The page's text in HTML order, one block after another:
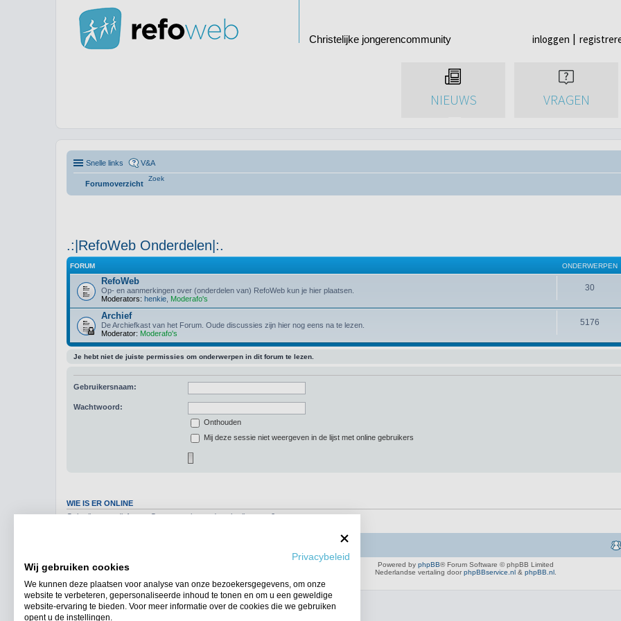
Christelijke jongerencommunity inloggen
NIEUWS VRAGEN
Snelle links V&A
Forumoverzicht
Zoek
.:|RefoWeb Onderdelen|:.
FORUM ONDERWERPEN
RefoWeb
Op- en aanmerkingen over (onderdelen van) RefoWeb kun je hier plaatsen.
Moderators: henkie Moderafo's
30
Archief
De Archiefkast van het Forum. Oude discussies zijn hier nog eens na te lezen.
Moderator: Moderafo's
5176
Je hebt niet de juiste permissies om onderwerpen in dit forum te lezen.
Gebruikersnaam:
Wachtwoord:
Onthouden
Mij deze sessie niet weergeven in de lijst met online gebruikers
WIE IS ER ONLINE
Gebruikers op dit forum: Geen geregistreerde gebruikers en 2 gasten
Powered by phpBB® Forum Software © phpBB Limited
Nederlandse vertaling door phpBBservice.nl & phpBB.nl
Privacybeleid
Wij gebruiken cookies
We kunnen deze plaatsen voor analyse van onze bezoekersgegevens, om onze
website te verbeteren, gepersonaliseerde inhoud te tonen en om u een geweldige
website-ervaring te bieden. Voor meer informatie over de cookies die we gebruiken
opent u de instellingen.